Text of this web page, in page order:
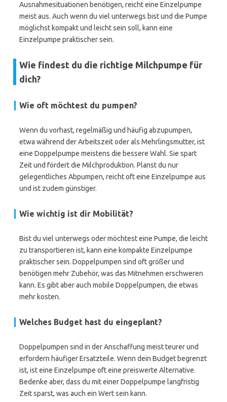
Ausnahmesituationen benötigen, reicht eine Einzelpumpe
meist aus. Auch wenn du viel unterwegs bist und die Pumpe
möglichst kompakt und leicht sein soll, kann eine
Einzelpumpe praktischer sein.
Wie findest du die richtige Milchpumpe für
dich?
Wie oft möchtest du pumpen?
Wenn du vorhast, regelmäßig und häufig abzupumpen,
etwa während der Arbeitszeit oder als Mehrlingsmutter, ist
eine Doppelpumpe meistens die bessere Wahl. Sie spart
Zeit und fördert die Milchproduktion. Planst du nur
gelegentliches Abpumpen, reicht oft eine Einzelpumpe aus
und ist zudem günstiger.
Wie wichtig ist dir Mobilität?
Bist du viel unterwegs oder möchtest eine Pumpe, die leicht
zu transportieren ist, kann eine kompakte Einzelpumpe
praktischer sein. Doppelpumpen sind oft größer und
benötigen mehr Zubehör, was das Mitnehmen erschweren
kann. Es gibt aber auch mobile Doppelpumpen, die etwas
mehr kosten.
Welches Budget hast du eingeplant?
Doppelpumpen sind in der Anschaffung meist teurer und
erfordern häufiger Ersatzteile. Wenn dein Budget begrenzt
ist, ist eine Einzelpumpe oft eine preiswerte Alternative.
Bedenke aber, dass du mit einer Doppelpumpe langfristig
Zeit sparst, was auch ein Wert sein kann.